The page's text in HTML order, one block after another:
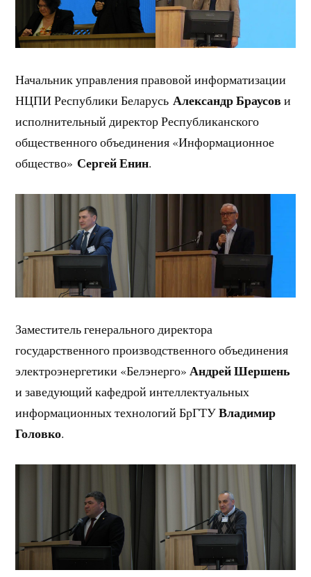
Начальник управления правовой информатизации
НЦПИ Республики Беларусь Александр Браусови
исполнительный директор Республиканского
общественного объединения «Информационное
общество» Сергей Енин.
Заместитель генерального директора
государственного производственного объединения
электроэнергетики «Белэнерго»АндрейШершень
и заведующий кафедрой интеллектуальных
информационных технологий БрГТУВладимир
Головко.